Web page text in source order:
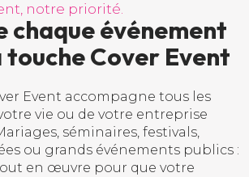
nt, notre priorité.
chaqueévénement
toucheCover Event
Event accompagne tous les
vie ou de votre entreprise
séminaires, festivals,
ou grands événements publics :
en œuvre pour que votre